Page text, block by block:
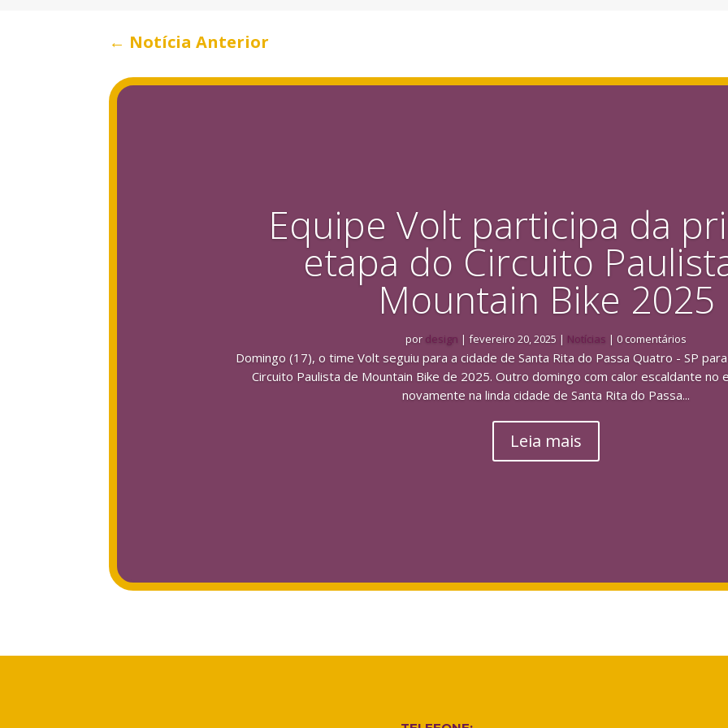
← Notícia Anterior
Equipe Volt participa da
etapa do Circuito
Mountain Bike 2025
por design | fevereiro 20, 2025 | Notícias | 0 comentários
Domingo (17), o time Volt seguiu para a cidade de Santa Rita do Passa Quatro - SP
Circuito Paulista de Mountain Bike de 2025. Outro domingo com calor escaldante no
novamente na linda cidade de Santa Rita do Passa...
Leia mais